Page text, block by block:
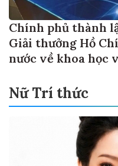
Chính phủ thành
Giải thưởng Hồ
nước về khoa học
Nữ Trí thức